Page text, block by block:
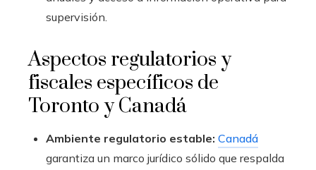
supervisión.
Aspectos regulatorios y
fiscales específicos de
Toronto y Canadá
Ambiente regulatorio estable: Canadá
garantiza un marco jurídico sólido que respalda